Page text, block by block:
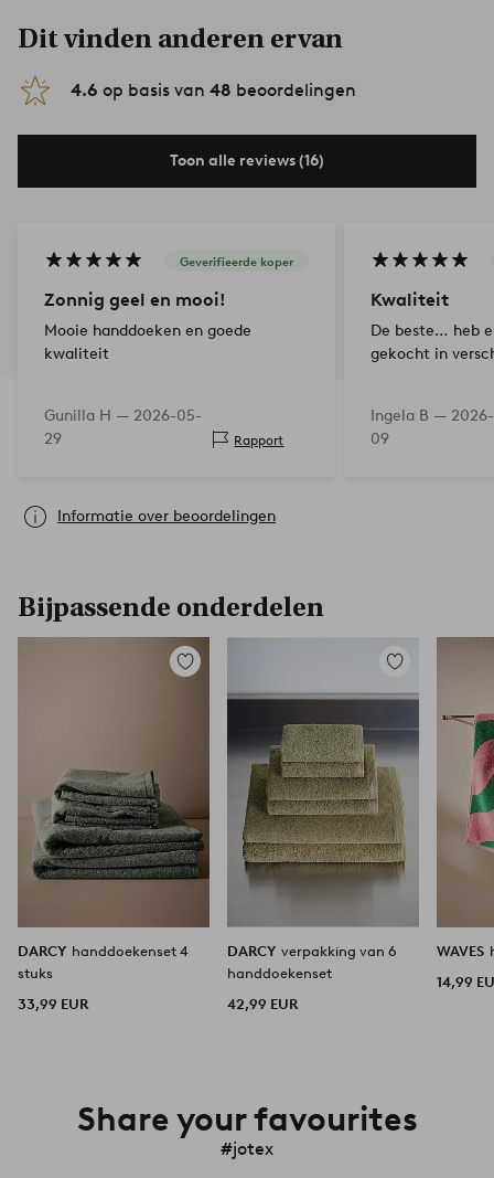
Dit vinden anderen ervan
4.6 op basis van 48 beoordelingen
Toon alle reviews (16)
Geverifieerde koper
Zonnig geel en mooi!
Mooie handdoeken en goede
kwaliteit
Gunilla H — 2026-05-
29
Rapport
Kwaliteit
De beste… heb
gekocht in
Ingela B —
09
Informatie over beoordelingen
Bijpassende onderdelen
Toevoegen
favorieten
DARCY handdoekenset 4
stuks
33,99 EUR
Toevoegen
favorieten
DARCY verpakking van 6
handdoekenset
42,99 EUR
WAVES
14,99
Share your favourites
#jotex